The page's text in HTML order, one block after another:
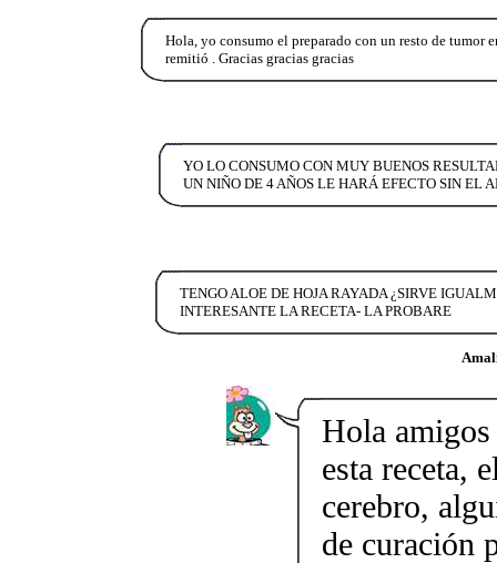
Hola, yo consumo el preparado con un resto de tumor
remitió . Gracias gracias gracias
YO LO CONSUMO CON MUY BUENOS
UN NIÑO DE 4 AÑOS LE HARÁ EFECTO SIN EL
TENGO ALOE DE HOJA RAYADA ¿SIRVE
INTERESANTE LA RECETA- LA PROBARE
Hola
esta receta,
cerebro,
de curación